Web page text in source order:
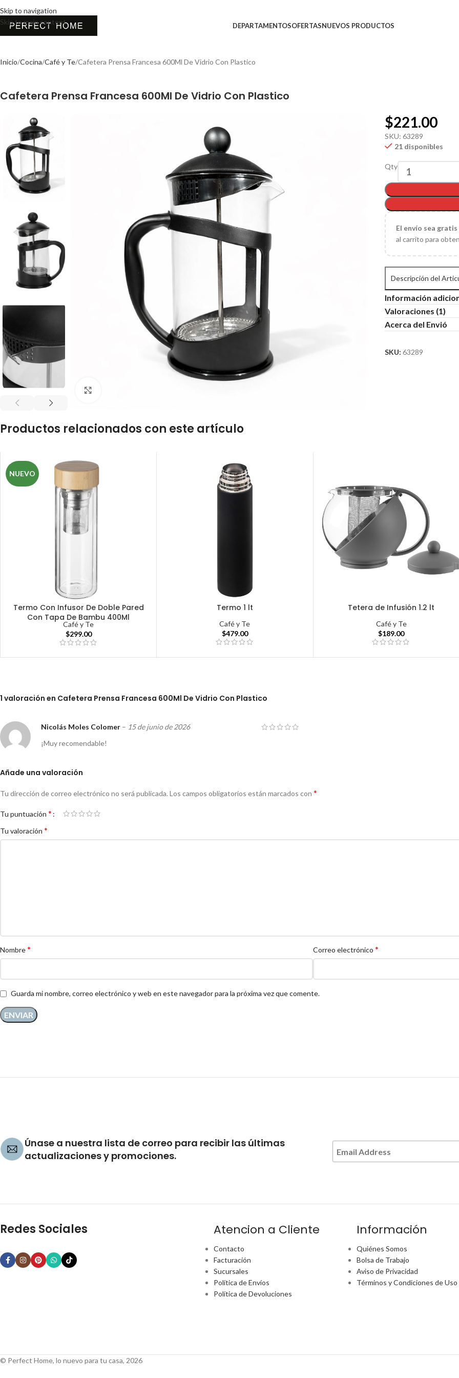
Skip to navigation
Skip to main content
DEPARTAMENTOSOFERTASNUEVOS PRODUCTOS
Inicio Cocina Café y Te Cafetera Prensa Francesa 600Ml De Vidrio Con Plastico
Cafetera Prensa Francesa 600Ml De Vidrio Con Plastico
$221.00
SKU:63289
21 disponibles
Qty
El envío sea
al carrito para
Descripción del
Información
Valoraciones (1)
Acerca del Envió
SKU:63289
Productos relacionados con este artículo
NUEVO
Termo Con Infusor De Doble Pared
Con Tapa De Bambu 400Ml
Café y Te
$299.00
Termo 1 lt
Café y Te
$479.00
Tetera de Infusión 1.2 lt
Café y Te
$189.00
1 valoración en Cafetera Prensa Francesa 600Ml De Vidrio Con Plastico
Nicolás Moles Colomer – 15 de junio de 2026
¡Muy recomendable!
Añade una valoración
Tu dirección de correo electrónico no será publicada. Los campos obligatorios están marcados con *
Tu puntuación *
Tu valoración *
Nombre* Correo electrónico *
Guarda mi nombre, correo electrónico y web en este navegador para la próxima vez que comente.
Únase a nuestra lista de correo para recibir las últimas
actualizaciones y promociones.
Redes Sociales Atencion a Cliente
Contacto
Facturación
Sucursales
Política de Envíos
Política de Devoluciones
Información
Quiénes Somos
Bolsa de Trabajo
Aviso de Privacidad
Términos y Condiciones de Uso
© Perfect Home, lo nuevo para tu casa, 2026